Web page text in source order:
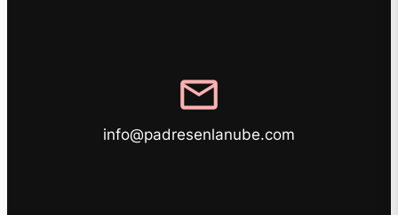
mail
info@padresenlanube.com